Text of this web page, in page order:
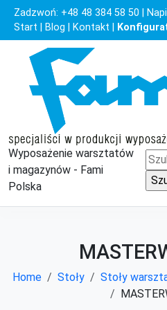
Zadzwoń: +48 48 384 58 50 |
Start
Blog Kontakt
Wyposażenie warsztatów
i magazynów - Fami
Polska
Home Stoły Stoły